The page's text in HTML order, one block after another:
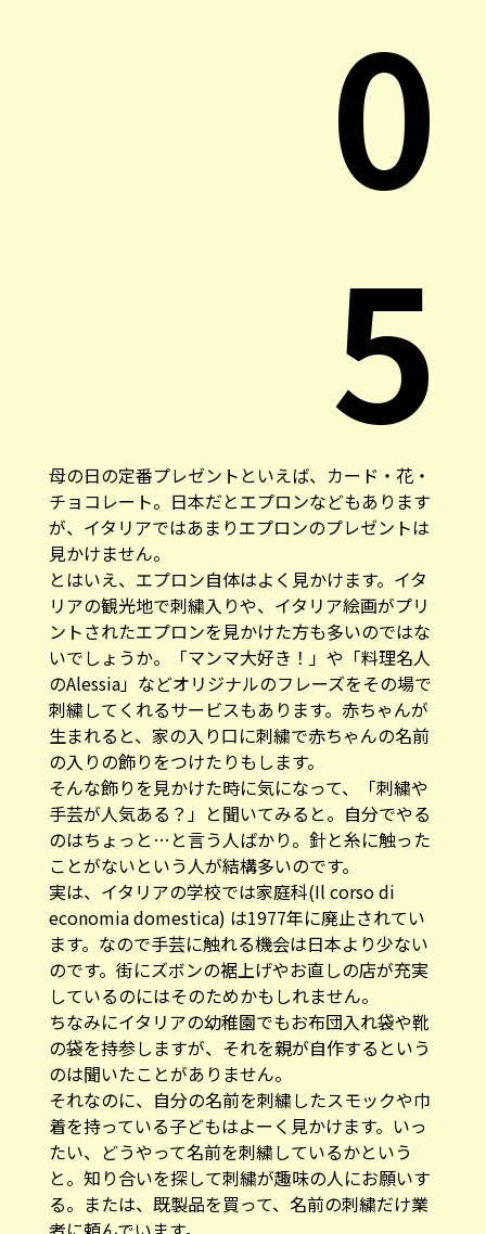
0
5
チョコレート。日本だとエプロンなどもあります
が、イタリアではあまりエプロンのプレゼントは
見かけません。
とはいえ、エプロン自体はよく見かけます。イタ
リアの観光地で刺繍入りや、イタリア絵画がプリ
ントされたエプロンを見かけた方も多いのではな
いでしょうか。「マンマ大好き！」や「料理名人
のAlessia」などオリジナルのフレーズをその場で
刺繍してくれるサービスもあります。赤ちゃんが
生まれると、家の入り口に刺繍で赤ちゃんの名前
の入りの飾りをつけたりもします。
そんな飾りを見かけた時に気になって、「刺繍や
手芸が人気ある？」と聞いてみると。自分でやる
のはちょっと…と言う人ばかり。針と糸に触った
ことがないという人が結構多いのです。
実は、イタリアの学校では家庭科(Il corso di
economia domestica) は1977年に廃止されてい
ます。なので手芸に触れる機会は日本より少ない
のです。街にズボンの裾上げやお直しの店が充実
しているのにはそのためかもしれません。
ちなみにイタリアの幼稚園でもお布団入れ袋や靴
の袋を持参しますが、それを親が自作するという
のは聞いたことがありません。
それなのに、自分の名前を刺繍したスモックや巾
着を持っている子どもはよーく見かけます。いっ
たい、どうやって名前を刺繍しているかという
と。知り合いを探して刺繍が趣味の人にお願いす
る。または、既製品を買って、名前の刺繍だけ業
者に頼んでいます。
手作りに拘らないイタリアらしい一面でした。